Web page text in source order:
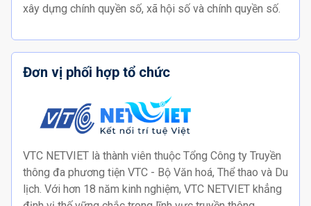
xây dựng chính quyền số, xã hội số và chính quyền số.
Đơn vị phối hợp tổ chức
VTC NETVIET là thành viên thuộc Tổng Công ty Truyền
thông đa phương tiện VTC - Bộ Văn hoá, Thể thao và Du
lịch. Với hơn 18 năm kinh nghiệm, VTC NETVIET khẳng